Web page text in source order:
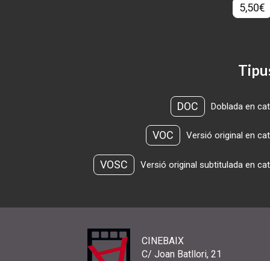
5,50€
DOC Doblada en
VOC Versió original en
VOSC Versió original subtitulada en
CINEBAIX
C/ Joan Batllori, 21